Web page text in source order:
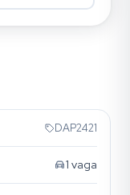
DAP2421
1 vaga